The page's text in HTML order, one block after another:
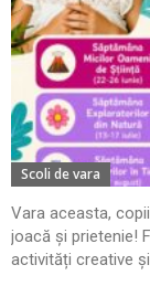
Scoli de vara
Vara aceasta,
joacă și prietenie!
activități creative